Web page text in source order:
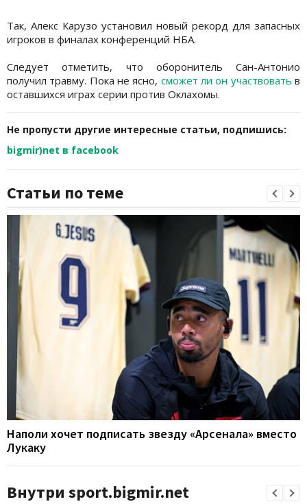
Так, Алекс Карузо установил новый рекорд для запасных
игроков в финалах конференций НБА.
Следует отметить, что оборонитель Сан-Антонио
получил травму. Пока не ясно, сможет ли он участвовать в
оставшихся играх серии против Оклахомы.
Не пропусти другие интересные статьи, подпишись:
bigmir)net в facebook
Статьи по теме
Наполи хочет подписать звезду «Арсенала» вместо
Лукаку
Внутри sport.bigmir.net